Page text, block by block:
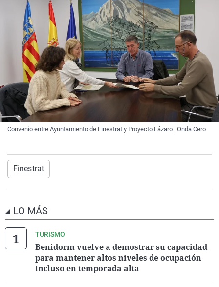
Convenio entre Ayuntamiento de Finestrat y Proyecto Lázaro | Onda Cero
Finestrat
LO MÁS
TURISMO
Benidorm vuelve a demostrar su capacidad
para mantener altos niveles de ocupación
incluso en temporada alta